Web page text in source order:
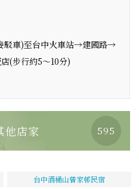
駁車)至台中火車站→建國路→
(步行約5～10分)
他店家 595
台中酒桶山曾家邨民宿